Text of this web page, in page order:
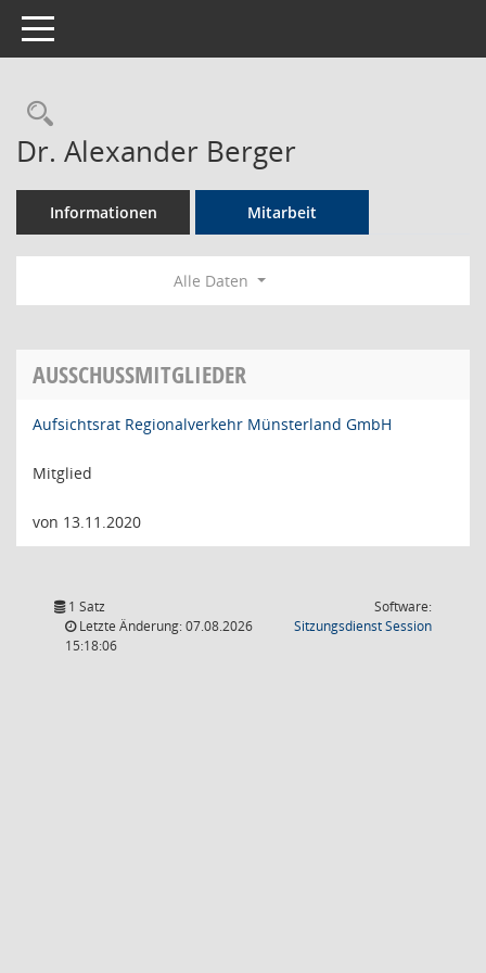
Toggle navigation
Rechercheauswahl
Dr. Alexander Berger
Informationen Mitarbeit
Alle Daten
AUSSCHUSSMITGLIEDER
Aufsichtsrat Regionalverkehr Münsterland GmbH
Mitglied
von 13.11.2020
1 Satz
Letzte Änderung: 07.08.2026
15:18:06
Software:
SitzungsdienstSession(Wird in